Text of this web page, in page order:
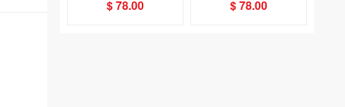
$ 78.00 $ 78.00